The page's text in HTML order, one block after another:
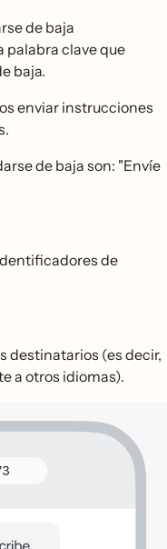
de baja
palabra clave que
baja.
enviar instrucciones
de baja son: "Envíe
de
destinatarios (es decir,
a otros idiomas).